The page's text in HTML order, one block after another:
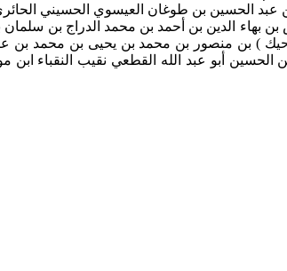
بن طوغان العيسوي الحسيني الحائري الذي
بن أحمد بن محمد الدراج بن سلمان بن
) بن منصور بن محمد بن يحيى بن محمد بن
أبو عبد الله القطعي نقيب النقباء